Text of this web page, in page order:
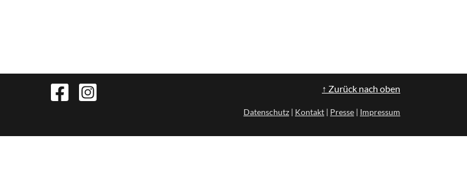
↑ Zurück nach oben
Datenschutz | Kontakt | Presse | Impressum